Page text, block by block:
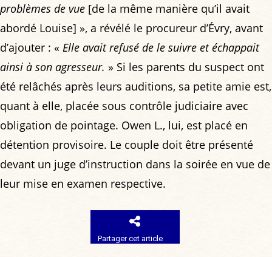
problèmes de vue [de la même manière qu’il avait
abordé Louise] », a révélé le procureur d’Évry, avant
d’ajouter : « Elle avait refusé de le suivre et échappait
ainsi à son agresseur. » Si les parents du suspect ont
été relâchés après leurs auditions, sa petite amie est,
quant à elle, placée sous contrôle judiciaire avec
obligation de pointage. Owen L., lui, est placé en
détention provisoire. Le couple doit être présenté
devant un juge d’instruction dans la soirée en vue de
leur mise en examen respective.
Partager cet article